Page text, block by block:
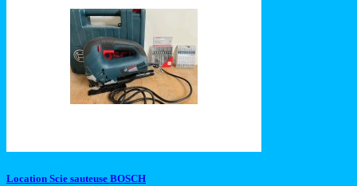
Location Scie sauteuse BOSCH